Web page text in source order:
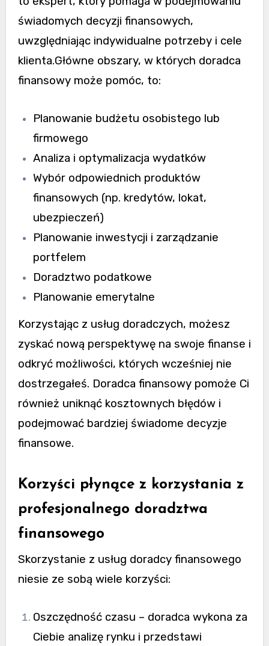
świadomych decyzji finansowych,
uwzględniając indywidualne potrzeby i cele
klienta.Główne obszary, w których doradca
finansowy może pomóc, to:
Planowanie budżetu osobistego lub
firmowego
Analiza i optymalizacja wydatków
Wybór odpowiednich produktów
finansowych (np. kredytów, lokat,
ubezpieczeń)
Planowanie inwestycji i zarządzanie
portfelem
Doradztwo podatkowe
Planowanie emerytalne
Korzystając z usług doradczych, możesz
zyskać nową perspektywę na swoje finanse i
odkryć możliwości, których wcześniej nie
dostrzegałeś. Doradca finansowy pomoże Ci
również uniknąć kosztownych błędów i
podejmować bardziej świadome decyzje
finansowe.
Korzyści płynące z korzystania z
profesjonalnego doradztwa
finansowego
Skorzystanie z usług doradcy finansowego
niesie ze sobą wiele korzyści:
Oszczędność czasu – doradca wykona za
Ciebie analizę rynku i przedstawi